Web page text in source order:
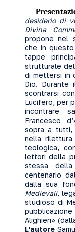
desiderio di
Divina
propone nel
che in
tappe
strutturale
di mettersi in
Dio.
scontrarsi
Lucifero, per
incontrare
Francesco
sopra a tutti,
nella
teologica,
lettori della
stessa
centenario
dalla sua
Medievali,
studioso di
Alighieri»
L'autore